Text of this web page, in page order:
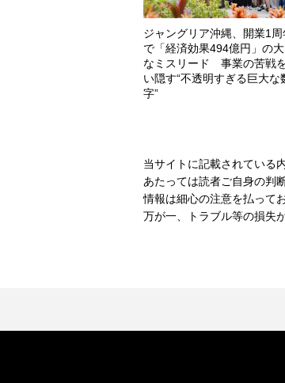
ジャングリア沖縄、開業1周
で「経済効果494億円」の大
なミスリード 事業の苦戦
い隠す“不透明すぎる巨大な
字”
当サイトに記載されている
あたっては読者ご自身の判
情報は細心の注意を払って
万が一、トラブル等の損失